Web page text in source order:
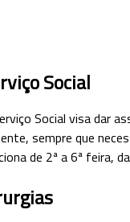
Social
Social visa dar
sempre que
de 2ª a 6ª feira,